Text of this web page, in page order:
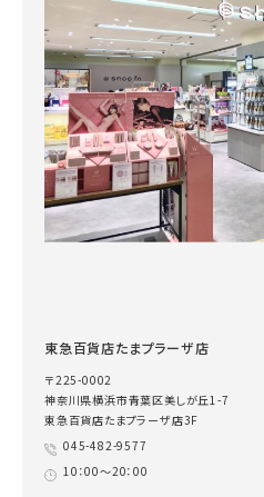
東急百貨店たまプラーザ店
〒225-0002
神奈川県横浜市青葉区美しが丘1-7
東急百貨店たまプラーザ店3F
045-482-9577
10：00～20：00